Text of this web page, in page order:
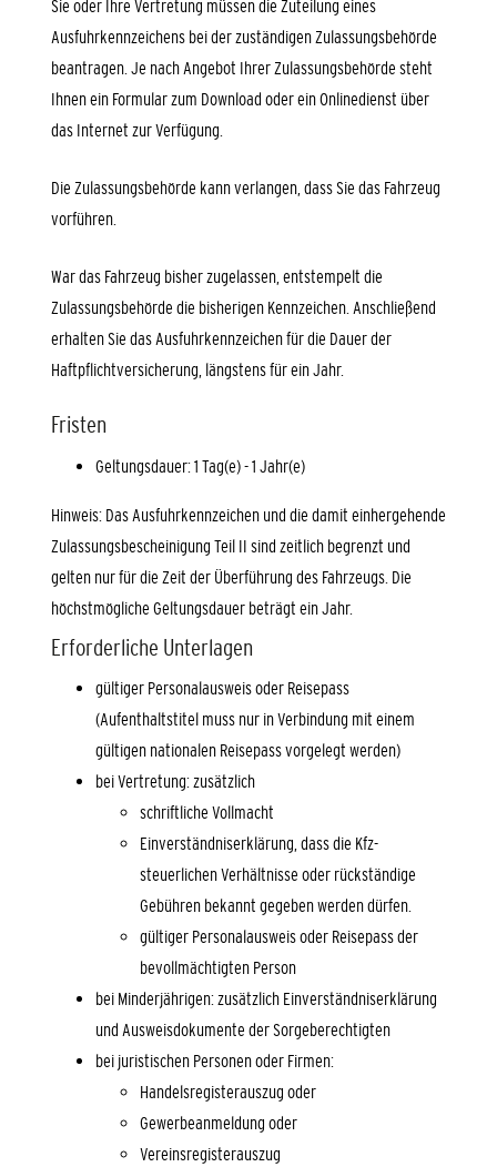
Sie oder Ihre Vertretung müssen die Zuteilung eines
Ausfuhrkennzeichens bei der zuständigen Zulassungsbehörde
beantragen. Je nach Angebot Ihrer Zulassungsbehörde steht
Ihnen ein Formular zum Download oder ein Onlinedienst über
das Internet zur Verfügung.
Die Zulassungsbehörde kann verlangen, dass Sie das Fahrzeug
vorführen.
War das Fahrzeug bisher zugelassen, entstempelt die
Zulassungsbehörde die bisherigen Kennzeichen. Anschließend
erhalten Sie das Ausfuhrkennzeichen für die Dauer der
Haftpflichtversicherung, längstens für ein Jahr.
Fristen
Geltungsdauer: 1 Tag(e) - 1 Jahr(e)
Hinweis: Das Ausfuhrkennzeichen und die damit einhergehende
Zulassungsbescheinigung Teil II sind zeitlich begrenzt und
gelten nur für die Zeit der Überführung des Fahrzeugs. Die
höchstmögliche Geltungsdauer beträgt ein Jahr.
Erforderliche Unterlagen
gültiger Personalausweis oder Reisepass
(Aufenthaltstitel muss nur in Verbindung mit einem
gültigen nationalen Reisepass vorgelegt werden)
bei Vertretung: zusätzlich
schriftliche Vollmacht
Einverständniserklärung, dass die Kfz-
steuerlichen Verhältnisse oder rückständige
Gebühren bekannt gegeben werden dürfen.
gültiger Personalausweis oder Reisepass der
bevollmächtigten Person
bei Minderjährigen: zusätzlich Einverständniserklärung
und Ausweisdokumente der Sorgeberechtigten
bei juristischen Personen oder Firmen:
Handelsregisterauszug oder
Gewerbeanmeldung oder
Vereinsregisterauszug